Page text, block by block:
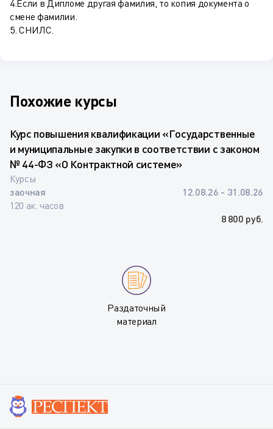
4.Если в Дипломе другая фамилия, то копия документа о
смене фамилии.
5. СНИЛС.
Похожие курсы
Курс повышения квалификации «Государственные
и муниципальные закупки в соответствии с законом
№ 44-ФЗ «О Контрактной системе»
Курсы
заочная
120 ак. часов
12.08.26 - 31.08.26
8 800 руб.
Раздаточный
материал